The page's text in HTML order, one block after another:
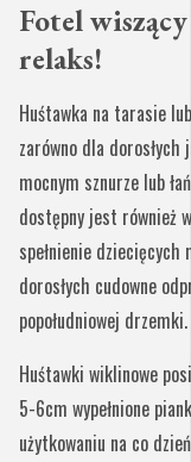
Fotel
relaks!
Huśtawka na tarasie
zarówno dla dorosłych
mocnym sznurze lub
dostępny jest również
spełnienie
dorosłych cudowne
popołudniowej drzemki.
Huśtawki wiklinowe
5-6cm wypełnione
użytkowaniu na co